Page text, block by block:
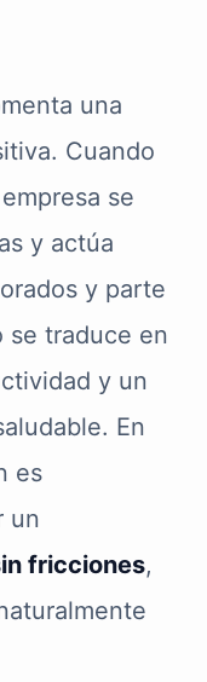
una
Cuando
se
y actúa
y parte
se traduce en
y un
En
es
un
fricciones,